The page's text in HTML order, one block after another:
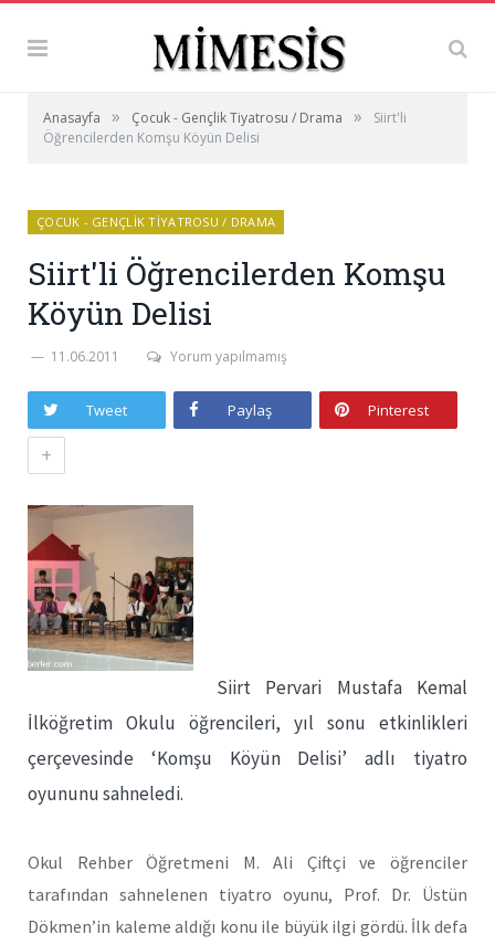
Anasayfa » Çocuk - Gençlik Tiyatrosu / Drama »
Siirt'li
Öğrencilerden Komşu Köyün Delisi
ÇOCUK - GENÇLIK TIYATROSU / DRAMA
Siirt'li Öğrencilerden Komşu
Köyün Delisi
11.06.2011 Yorum yapılmamış
Tweet Paylaş Pinterest
+
Siirt Pervari Mustafa Kemal
İlköğretim Okulu öğrencileri, yıl sonu etkinlikleri
çerçevesinde ‘Komşu Köyün Delisi’ adlı tiyatro
oyununu sahneledi.
Okul Rehber Öğretmeni M. Ali Çiftçi ve öğrenciler
tarafından sahnelenen tiyatro oyunu, Prof. Dr. Üstün
Dökmen’in kaleme aldığı konu ile büyük ilgi gördü. İlk defa